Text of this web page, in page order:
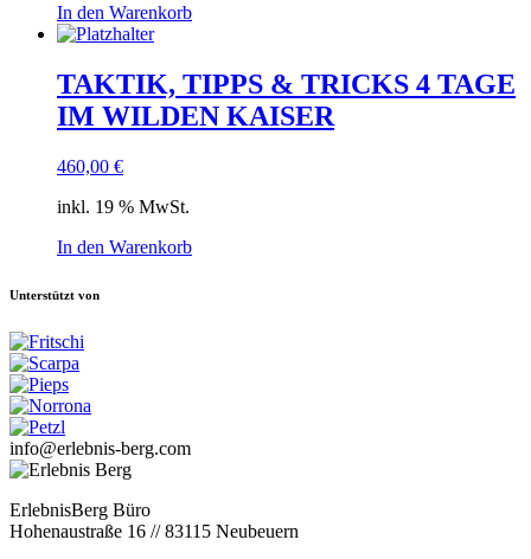
In den Warenkorb
TAKTIK, TIPPS & TRICKS 4 TAGE
IM WILDEN KAISER
460,00 €
inkl. 19 % MwSt.
In den Warenkorb
Unterstützt von
info@erlebnis-berg.com
ErlebnisBerg Büro
Hohenaustraße 16 // 83115 Neubeuern